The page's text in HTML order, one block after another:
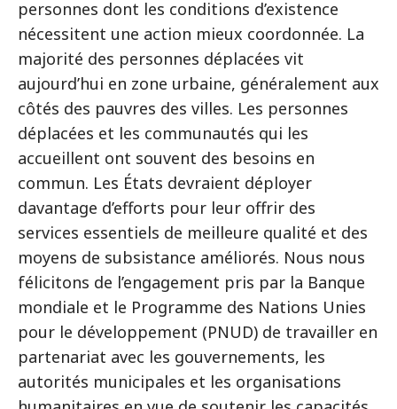
personnes dont les conditions d’existence
nécessitent une action mieux coordonnée. La
majorité des personnes déplacées vit
aujourd’hui en zone urbaine, généralement aux
côtés des pauvres des villes. Les personnes
déplacées et les communautés qui les
accueillent ont souvent des besoins en
commun. Les États devraient déployer
davantage d’efforts pour leur offrir des
services essentiels de meilleure qualité et des
moyens de subsistance améliorés. Nous nous
félicitons de l’engagement pris par la Banque
mondiale et le Programme des Nations Unies
pour le développement (PNUD) de travailler en
partenariat avec les gouvernements, les
autorités municipales et les organisations